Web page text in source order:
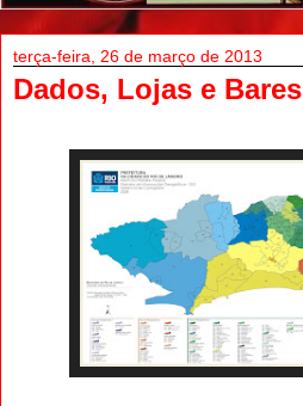
terça-feira, 26 de março de 2013
Dados, Lojas e Bares